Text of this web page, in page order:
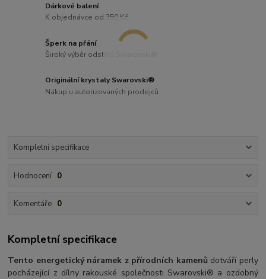
Dárkové balení
K objednávce od 350 Kč
Šperk na přání
Široký výběr odstínů Swarovski®
Originální krystaly Swarovski®
Nákup u autorizovaných prodejců
Kompletní specifikace
Hodnocení 0
Komentáře 0
Kompletní specifikace
Tento energetický náramek z přírodních kamenů dotváří perly
pocházející z dílny rakouské společnosti Swarovski® a ozdobný